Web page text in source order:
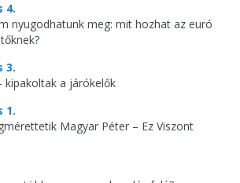
4.
nyugodhatunk meg: mit hozhat az euró
3.
kipakoltak a járókelők
1.
Magyar Péter – Ez Viszont